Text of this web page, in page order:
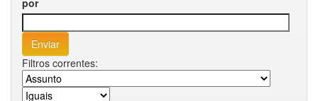
por
Filtros correntes: